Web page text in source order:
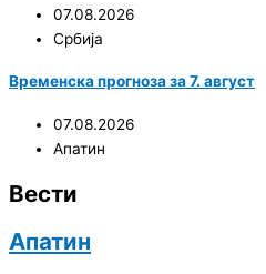
07.08.2026
Србија
Временска прогноза за 7. август
07.08.2026
Апатин
Вести
Апатин